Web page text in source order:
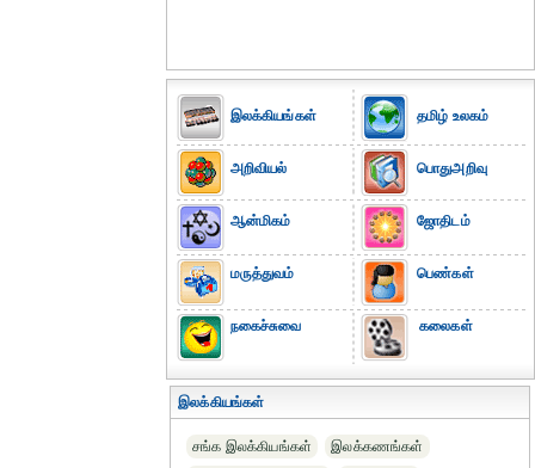
இலக்கியங்கள்
அறிவியல்
ஆன்மிகம்
மருத்துவம்
நகைச்சுவை
தமிழ் உலகம்
பொதுஅறிவு
ஜோதிடம்
பெண்கள்
கலைகள்
இலக்கியங்கள்
சங்க இலக்கியங்கள்
இலக்கணங்கள்